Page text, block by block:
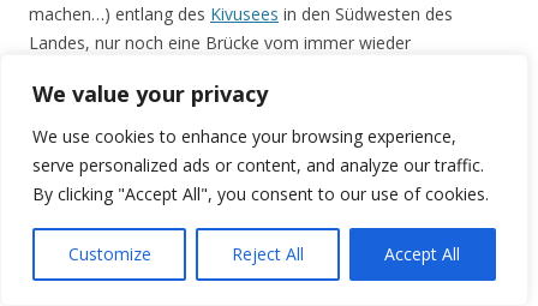
We value your privacy
We use cookies to enhance your browsing experience,
serve personalized ads or content, and analyze our traffic.
By clicking "Accept All", you consent to our use of cookies.
Customize Reject All Accept All
machen…) entlang des Kivusees in den Südwesten des
Landes, nur noch eine Brücke vom immer wieder
nicht landwirtschaftlich genutzen Flecken Ruandas ist der
Nyungwe-Wald, ein immergrüner Bergregenwald. Unweit
davon überqueren wir die Wasserscheide zwischen Afrikas
bedeutendsten Flüssen, dem Nil, der seinen Weg in nördlicher
westwärts in den Atlantik strebt. Beide Flüsse besitzen